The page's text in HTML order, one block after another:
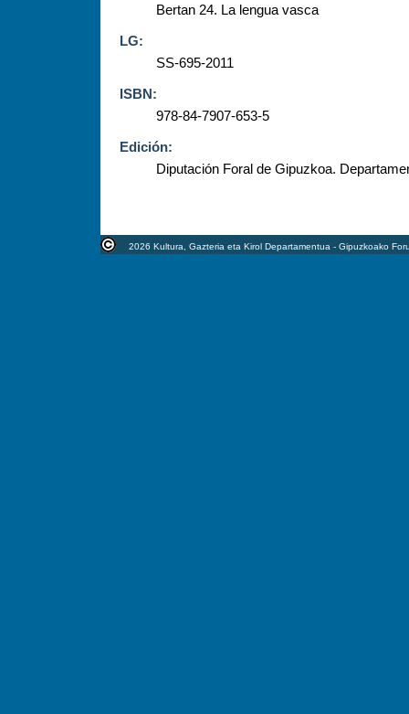
Bertan 24. La lengua vasca
LG:
SS-695-2011
ISBN:
978-84-7907-653-5
Edición:
Diputación Foral de Gipuzkoa.
2026 Kultura, Gazteria eta Kirol Departamentua - Gipuzkoako